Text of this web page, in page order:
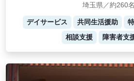
埼玉県／約260名
デイサービス 共同生活援助
相談支援
障害者支